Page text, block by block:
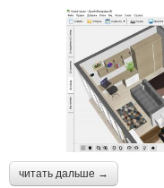
читать дальше →